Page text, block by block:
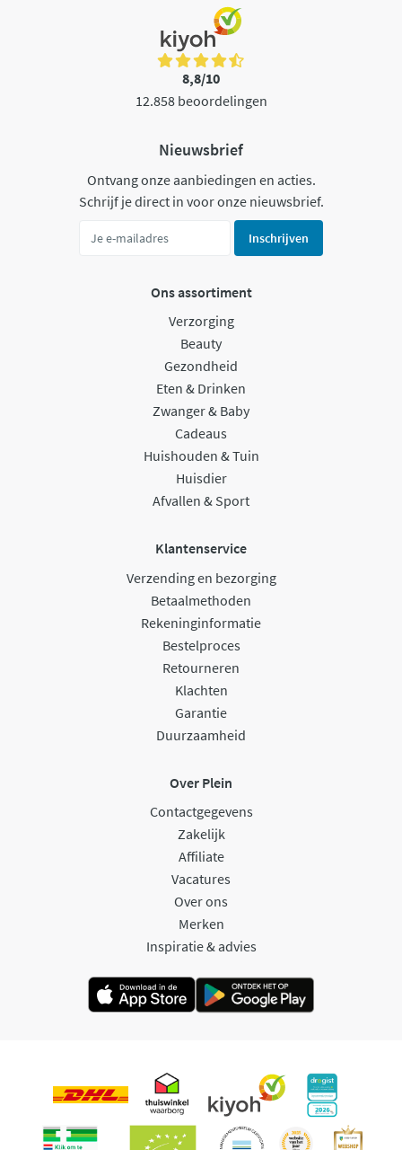
8,8/10
12.858 beoordelingen
Nieuwsbrief
Ontvang onze aanbiedingen en acties.
Schrijf je direct in voor onze nieuwsbrief.
Inschrijven
Ons assortiment
Verzorging
Beauty
Gezondheid
Eten & Drinken
Zwanger & Baby
Cadeaus
Huishouden & Tuin
Huisdier
Afvallen & Sport
Klantenservice
Verzending en bezorging
Betaalmethoden
Rekeninginformatie
Bestelproces
Retourneren
Klachten
Garantie
Duurzaamheid
Over Plein
Contactgegevens
Zakelijk
Affiliate
Vacatures
Over ons
Merken
Inspiratie & advies